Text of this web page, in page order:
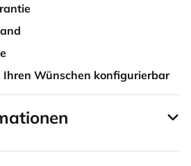
Wünschen konfigurierbar